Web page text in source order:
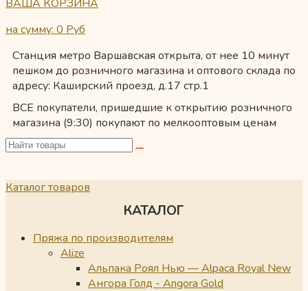
ВАША КОРЗИНА
на сумму: 0 Руб
Станция метро Варшавская открыта, от нее 10 минут
пешком до розничного магазина и оптового склада по
адресу: Каширский проезд, д.17 стр.1
ВСЕ покупатели, пришедшие к открытию розничного
магазина (9:30) покупают по мелкооптовым ценам
Каталог товаров
КАТАЛОГ
Пряжа по производителям
Alize
Альпака Роял Нью — Alpaca Royal New
Ангора Голд - Angora Gold